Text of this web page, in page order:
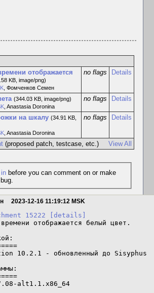
отображается
KB, image/png)
, Фомченков Семен
no flags Details
(344.03 KB, image/png)
, Anastasia Doronina
no flags Details
на шкалу (34.91 KB,
, Anastasia Doronina
no flags Details
View All
(proposed patch, testcase, etc.)
before you can comment on or make
2023-12-16 11:19:12 MSK
15222
[details]
отображается белый цвет.
10.2.1 - обновленный до Sisyphus
alt1.1.x86_64